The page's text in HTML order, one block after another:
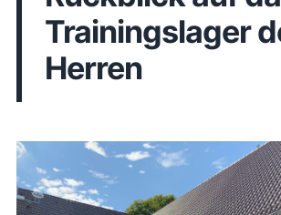
Trainingslager
Herren